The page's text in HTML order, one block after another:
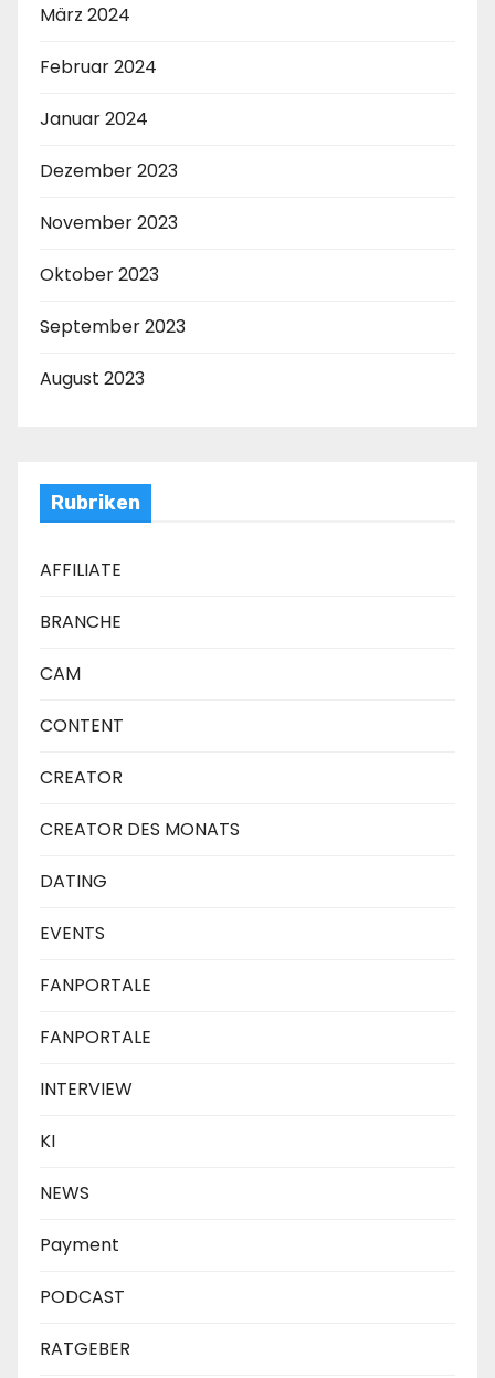
März 2024
Februar 2024
Januar 2024
Dezember 2023
November 2023
Oktober 2023
September 2023
August 2023
Rubriken
AFFILIATE
BRANCHE
CAM
CONTENT
CREATOR
CREATOR DES MONATS
DATING
EVENTS
FANPORTALE
FANPORTALE
INTERVIEW
KI
NEWS
Payment
PODCAST
RATGEBER